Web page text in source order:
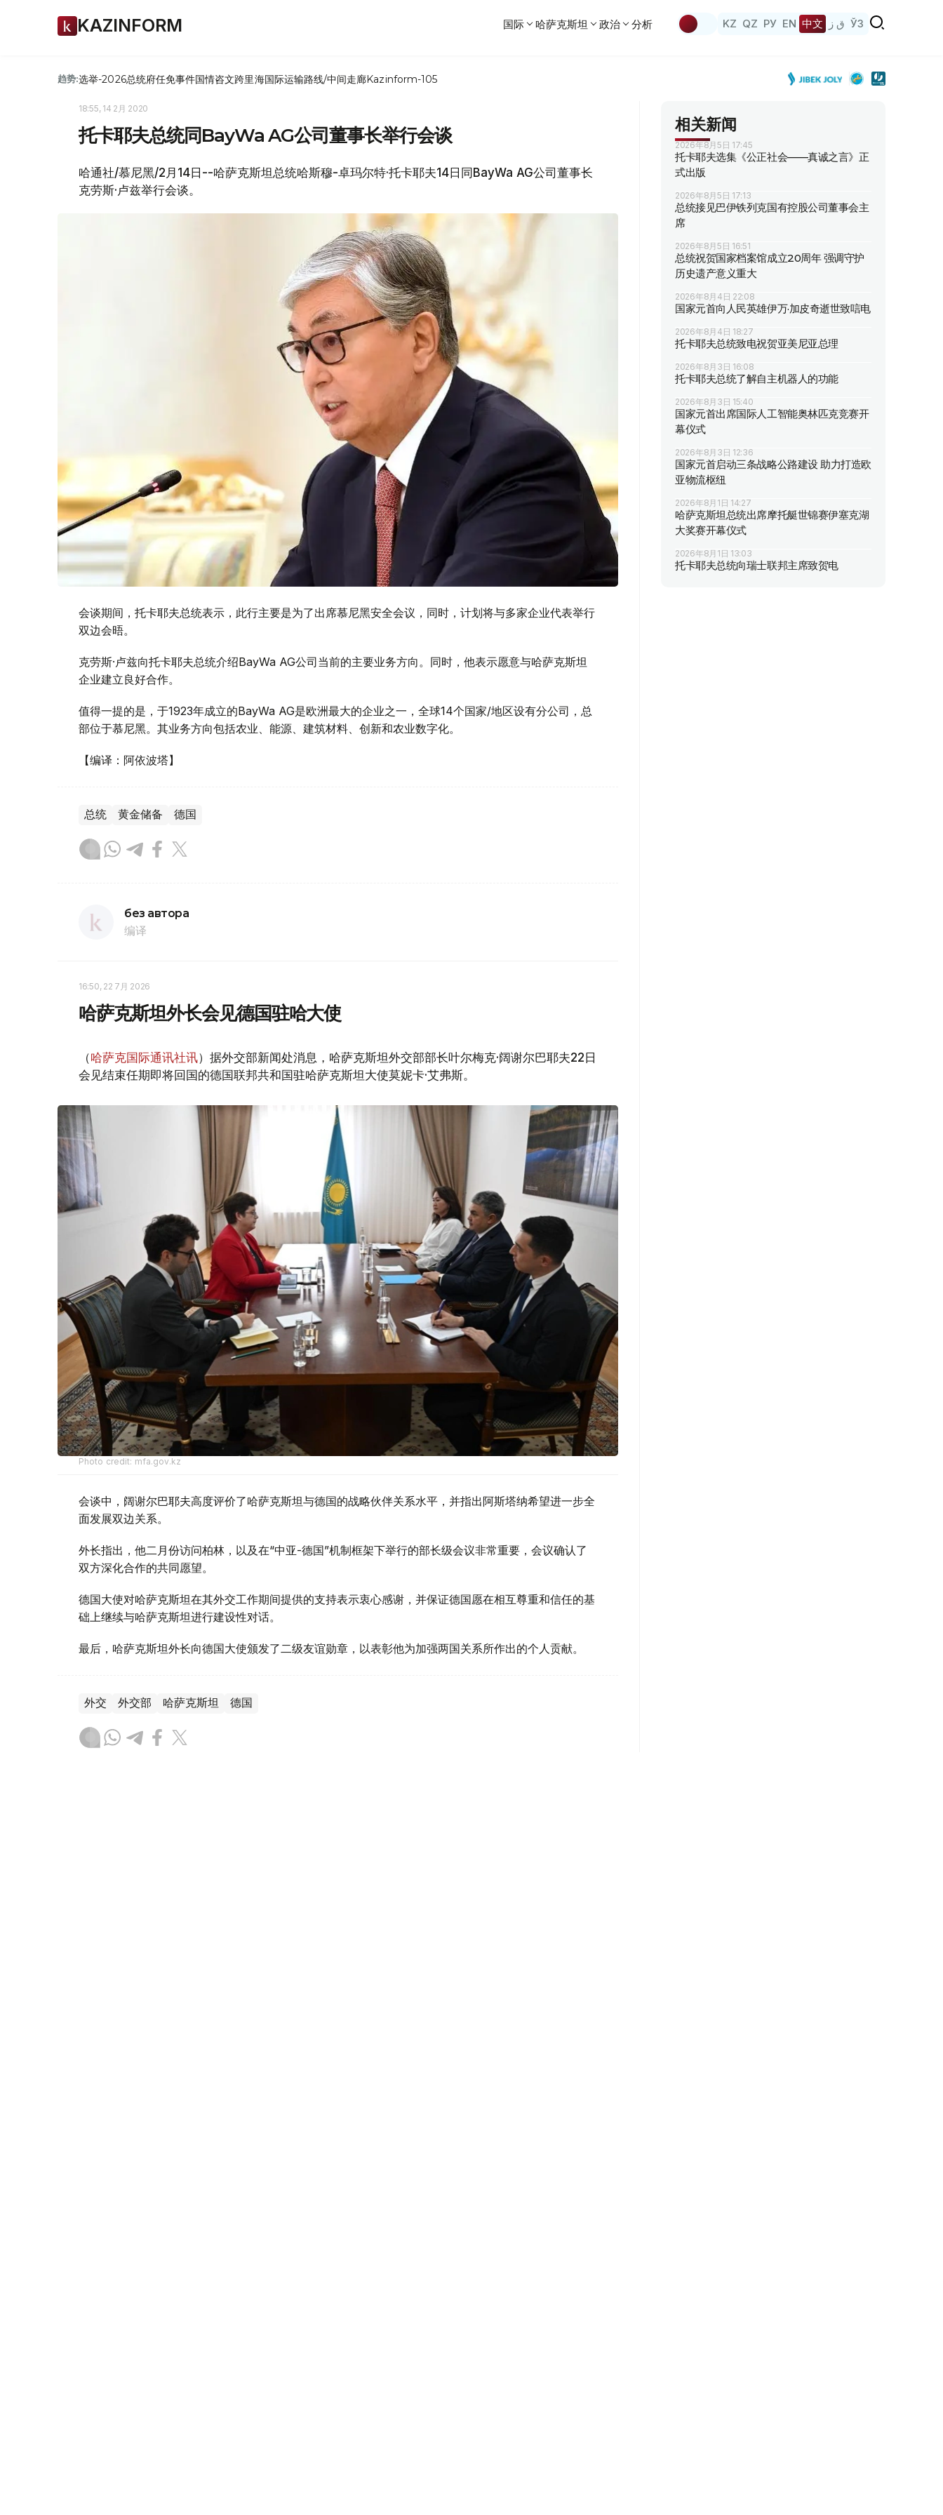
KAZINFORM 国际 哈萨克斯坦 政治 分析 KZ QZ РУ EN 中文 ق ز ЎЗ
趋势:选举-2026总统府任免事件国情咨文跨里海国际运输路线/中间走廊Kazinform-105
18:55, 14 2月 2020
托卡耶夫总统同BayWa AG公司董事长举行会谈
哈通社/慕尼黑/2月14日--哈萨克斯坦总统哈斯穆-卓玛尔特·托卡耶夫14日同BayWa AG公司董事长
克劳斯·卢兹举行会谈。
会谈期间，托卡耶夫总统表示，此行主要是为了出席慕尼黑安全会议，同时，计划将与多家企业代表举行
双边会晤。
克劳斯·卢兹向托卡耶夫总统介绍BayWa AG公司当前的主要业务方向。同时，他表示愿意与哈萨克斯坦
企业建立良好合作。
值得一提的是，于1923年成立的BayWa AG是欧洲最大的企业之一，全球14个国家/地区设有分公司，总
部位于慕尼黑。其业务方向包括农业、能源、建筑材料、创新和农业数字化。
【编译：阿依波塔】
总统 黄金储备 德国
без автора
编译
16:50, 22 7月 2026
哈萨克斯坦外长会见德国驻哈大使
（哈萨克国际通讯社讯）据外交部新闻处消息，哈萨克斯坦外交部部长叶尔梅克·阔谢尔巴耶夫22日
会见结束任期即将回国的德国联邦共和国驻哈萨克斯坦大使莫妮卡·艾弗斯。
Photo credit: mfa.gov.kz
会谈中，阔谢尔巴耶夫高度评价了哈萨克斯坦与德国的战略伙伴关系水平，并指出阿斯塔纳希望进一步全
面发展双边关系。
外长指出，他二月份访问柏林，以及在“中亚-德国”机制框架下举行的部长级会议非常重要，会议确认了
双方深化合作的共同愿望。
德国大使对哈萨克斯坦在其外交工作期间提供的支持表示衷心感谢，并保证德国愿在相互尊重和信任的基
础上继续与哈萨克斯坦进行建设性对话。
最后，哈萨克斯坦外长向德国大使颁发了二级友谊勋章，以表彰他为加强两国关系所作出的个人贡献。
外交 外交部 哈萨克斯坦 德国
相关新闻
2026年8月5日 17:45
托卡耶夫选集《公正社会——真诚之言》正
式出版
2026年8月5日 17:13
总统接见巴伊铁列克国有控股公司董事会主
席
2026年8月5日 16:51
总统祝贺国家档案馆成立20周年 强调守护
历史遗产意义重大
2026年8月4日 22:08
国家元首向人民英雄伊万·加皮奇逝世致唁电
2026年8月4日 18:27
托卡耶夫总统致电祝贺亚美尼亚总理
2026年8月3日 16:08
托卡耶夫总统了解自主机器人的功能
2026年8月3日 15:40
国家元首出席国际人工智能奥林匹克竞赛开
幕仪式
2026年8月3日 12:36
国家元首启动三条战略公路建设 助力打造欧
亚物流枢纽
2026年8月1日 14:27
哈萨克斯坦总统出席摩托艇世锦赛伊塞克湖
大奖赛开幕仪式
2026年8月1日 13:03
托卡耶夫总统向瑞士联邦主席致贺电